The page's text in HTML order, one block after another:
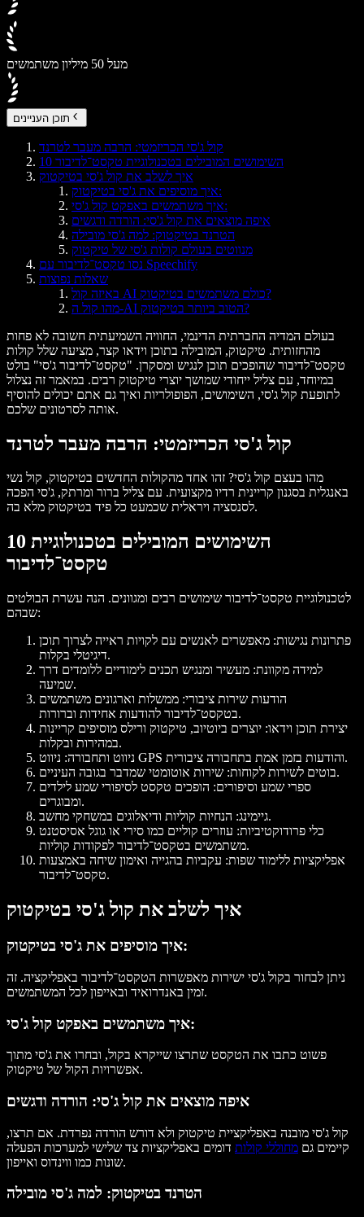
מעל 50 מיליון משתמשים
תוכן העניינים
קול ג'סי הכריזמטי: הרבה מעבר לטרנד
10 השימושים המובילים בטכנולוגיית טקסט־לדיבור
איך לשלב את קול ג'סי בטיקטוק
איך מוסיפים את ג'סי בטיקטוק:
איך משתמשים באפקט קול ג'סי:
איפה מוצאים את קול ג'סי: הורדה ודגשים
הטרנד בטיקטוק: למה ג'סי מובילה
מנווטים בעולם קולות ג'סי של טיקטוק
נסו טקסט־לדיבור עם Speechify
שאלות נפוצות
באיזה קול AI כולם משתמשים בטיקטוק?
מהו קול ה-AI הטוב ביותר בטיקטוק?
בעולם המדיה החברתית הדינמי, החוויה השמיעתית חשובה לא פחות
מהחזותית. טיקטוק, המובילה בתוכן וידאו קצר, מציעה שלל קולות
טקסט־לדיבור שהופכים תוכן לנגיש ומסקרן. "טקסט־לדיבור ג'סי" בולט
במיוחד, עם צליל ייחודי שמושך יוצרי טיקטוק רבים. במאמר זה נצלול
לתופעת קול ג'סי, השימושים, הפופולריות ואיך גם אתם יכולים להוסיף
אותה לסרטונים שלכם.
קול ג'סי הכריזמטי: הרבה מעבר לטרנד
מהו בעצם קול ג'סי? זהו אחד מהקולות החדשים בטיקטוק, קול נשי
באנגלית בסגנון קריינית רדיו מקצועית. עם צליל ברור ומרתק, ג'סי הפכה
לסנסציה ויראלית שכמעט כל פיד בטיקטוק מלא בה.
10 השימושים המובילים בטכנולוגיית
טקסט־לדיבור
לטכנולוגיית טקסט־לדיבור שימושים רבים ומגוונים. הנה עשרת הבולטים
שבהם:
פתרונות נגישות: מאפשרים לאנשים עם לקויות ראייה לצרוך תוכן
דיגיטלי בקלות.
למידה מקוונת: מעשיר ומנגיש תכנים לימודיים ללומדים דרך
שמיעה.
הודעות שירות ציבורי: ממשלות וארגונים משתמשים
בטקסט־לדיבור להודעות אחידות וברורות.
יצירת תוכן וידאו: יוצרים ביוטיוב, טיקטוק ורילס מוסיפים קריינות
במהירות ובקלות.
ניווט ותחבורה:
ניווט GPS והודעות בזמן אמת בתחבורה ציבורית.
בוטים לשירות לקוחות: שירות אוטומטי שמדבר בגובה העיניים.
ספרי שמע וסיפורים: הופכים טקסט לסיפורי שמע לילדים
ומבוגרים.
גיימינג: הנחיות קוליות ודיאלוגים במשחקי מחשב.
כלי פרודוקטיביות: עוזרים קוליים כמו סירי או גוגל אסיסטנט
משתמשים בטקסט־לדיבור לפקודות קוליות.
אפליקציות ללימוד שפות: עקביות בהגייה ואימון שיחה באמצעות
טקסט־לדיבור.
איך לשלב את קול ג'סי בטיקטוק
איך מוסיפים את ג'סי בטיקטוק:
ניתן לבחור בקול ג'סי ישירות מאפשרות הטקסט־לדיבור באפליקציה. זה
זמין באנדרואיד ובאייפון לכל המשתמשים.
איך משתמשים באפקט קול ג'סי:
פשוט כתבו את הטקסט שתרצו שייקרא בקול, ובחרו את ג'סי מתוך
אפשרויות הקול של טיקטוק.
איפה מוצאים את קול ג'סי: הורדה ודגשים
קול ג'סי מובנה באפליקציית טיקטוק ולא דורש הורדה נפרדת. אם תרצו,
קיימים גם מחוללי קולות דומים באפליקציות צד שלישי למערכות הפעלה
שונות כמו ווינדוס ואייפון.
הטרנד בטיקטוק: למה ג'סי מובילה